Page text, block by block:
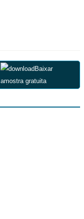
Baixar
amostra gratuita